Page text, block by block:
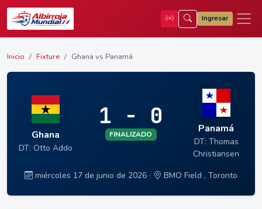
Ingresar
Inicio Fixture Ghana vs Panamá
Ghana
DT: Otto Addo
1 - 0
FINALIZADO Panamá
DT: Thomas
Christiansen
miércoles 17 de junio de 2026 ·
BMO Field , Toronto